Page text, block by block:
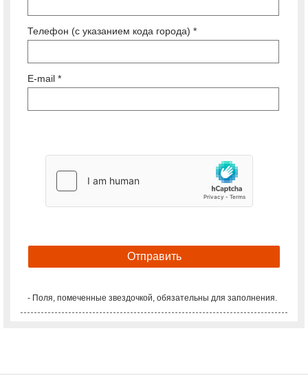
Телефон (с указанием кода города) *
E-mail *
- Поля, помеченные звездочкой, обязательны для заполнения.